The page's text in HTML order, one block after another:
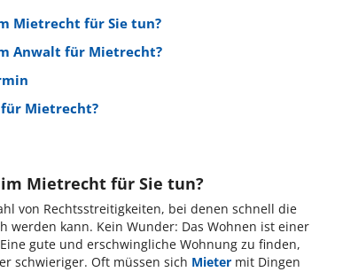
Mietrecht für Sie tun?
Anwalt für Mietrecht?
Mietrecht?
Mietrecht für Sie tun?
von Rechtsstreitigkeiten, bei denen schnell die
werden kann. Kein Wunder: Das Wohnen ist einer
gute und erschwingliche Wohnung zu finden,
schwieriger. Oft müssen sich Mieter mit Dingen